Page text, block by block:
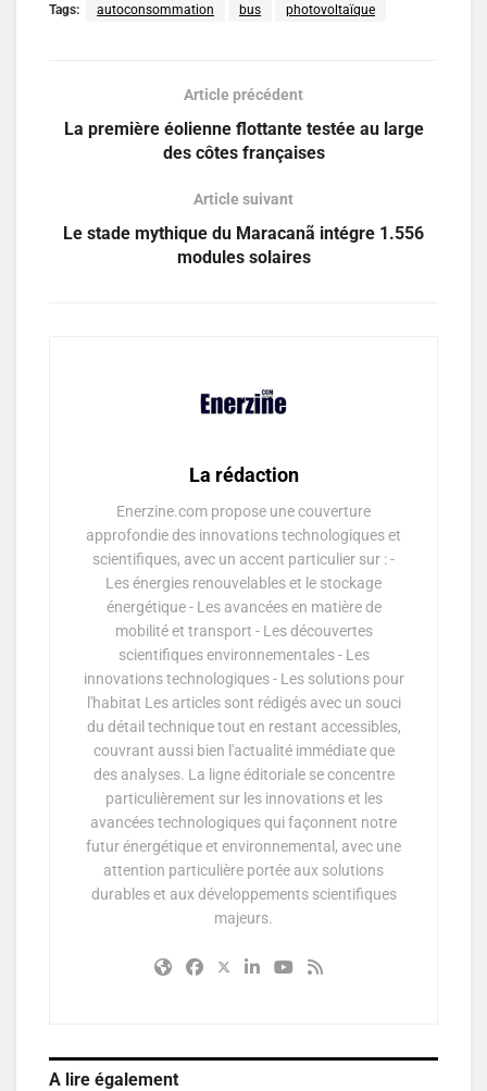
Tags: autoconsommation bus photovoltaïque
Article précédent
La première éolienne flottante testée au large
des côtes françaises
Article suivant
Le stade mythique du Maracanã intégre 1.556
modules solaires
La rédaction
Enerzine.com propose une couverture
approfondie des innovations technologiques et
scientifiques, avec un accent particulier sur : -
Les énergies renouvelables et le stockage
énergétique - Les avancées en matière de
mobilité et transport - Les découvertes
scientifiques environnementales - Les
innovations technologiques - Les solutions pour
l'habitat Les articles sont rédigés avec un souci
du détail technique tout en restant accessibles,
couvrant aussi bien l'actualité immédiate que
des analyses. La ligne éditoriale se concentre
particulièrement sur les innovations et les
avancées technologiques qui façonnent notre
futur énergétique et environnemental, avec une
attention particulière portée aux solutions
durables et aux développements scientifiques
majeurs.
A lire également